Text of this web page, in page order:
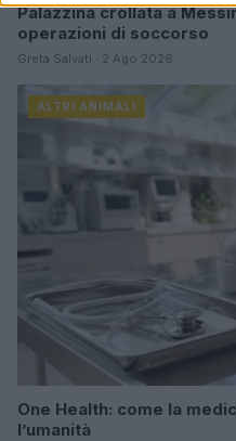
Palazzina crollata a
operazioni di soccorso
Greta Salvati · 2 Ago 2026
ALTRI ANIMALI
One Health: come la
l’umanità